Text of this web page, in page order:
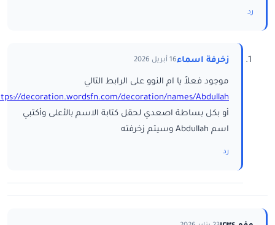
رد
زخرفة اسماء16 أبريل 2026
موجود فعلاً يا ام النوو على الرابط التالي
decoration.wordsfn.com/decoration/names/Abdullah/
أو بكل بساطة اصعدي لحقل كتابة الاسم بالأعلى وأكتبي
اسم Abdullah وسيتم زخرفته
رد